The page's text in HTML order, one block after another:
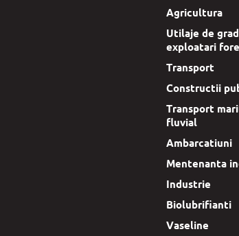
Agricultura
Utilaje de
exploatari
Transport
Constructii
Transport
fluvial
Ambarcatiuni
Mentenanta
Industrie
Biolubrifianti
Vaseline